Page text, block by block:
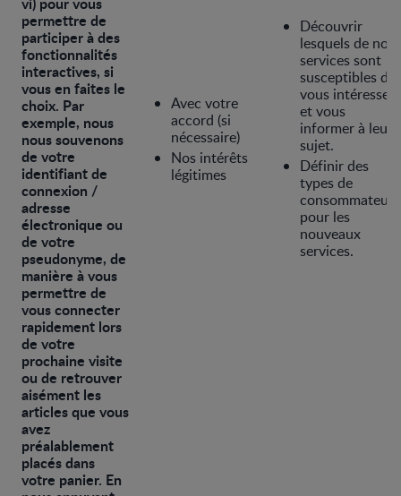
permettre de
participer à des
fonctionnalités
interactives, si
vous en faites le
choix. Par
exemple, nous
nous souvenons
de votre
identifiant de
connexion /
adresse
électronique ou
de votre
pseudonyme, de
manière à vous
permettre de
vous connecter
rapidement lors
de votre
prochaine visite
ou de retrouver
aisément les
articles que vous
avez
préalablement
placés dans
votre panier. En
Avec votre
accord (si
nécessaire)
Nos intérêts
légitimes
Découvrir
lesquels de nos
services sont
susceptibles de
vous intéresser
et vous
informer à leur
sujet.
Définir des
types de
consommateurs
pour les
nouveaux
services.